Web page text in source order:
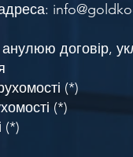
договір,
(*)
(*)
(*)